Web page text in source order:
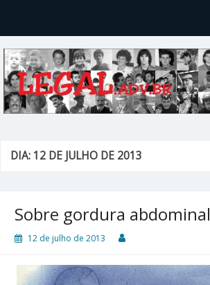
DIA: 12 DE JULHO DE 2013
Sobre gordura abdominal
12 de julho de 2013